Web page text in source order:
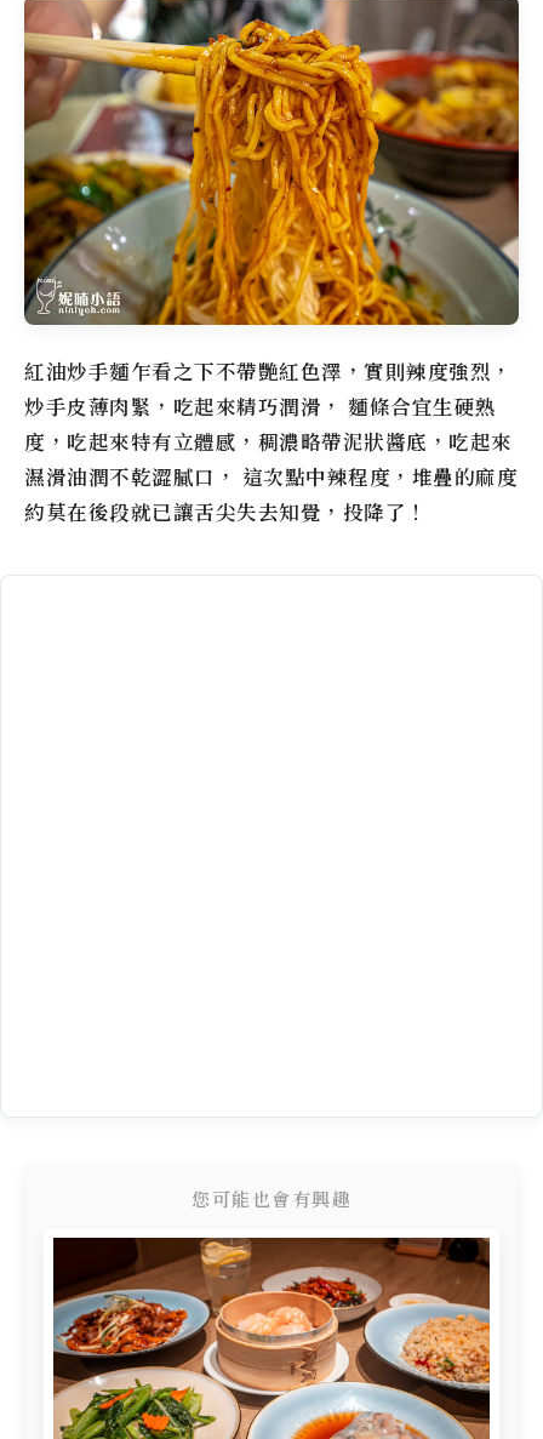
紅油炒手麵乍看之下不帶艷紅色澤，實則辣度強烈，
炒手皮薄肉緊，吃起來精巧潤滑， 麵條合宜生硬熟
度，吃起來特有立體感，稠濃略帶泥狀醬底，吃起來
濕滑油潤不乾澀膩口， 這次點中辣程度，堆疊的麻度
約莫在後段就已讓舌尖失去知覺，投降了！
您可能也會有興趣